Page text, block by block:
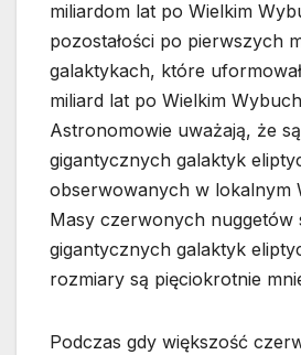
miliardom lat po Wielkim
pozostałości po pierwszych
galaktykach, które
miliard lat po Wielkim
Astronomowie uważają, że
gigantycznych galaktyk
obserwowanych w lokalnym
Masy czerwonych nuggetów
gigantycznych galaktyk
rozmiary są pięciokrotnie
Podczas gdy większość